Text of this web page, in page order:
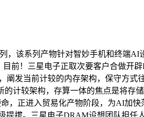
该系列产物针对智妙手机和终端AI
前！三星电子正取次要客户合做开
发当前计较的内存架构，保守方式
计较架构，存算一体的焦点是将存
，正进入贸易化产物阶段，为AI加